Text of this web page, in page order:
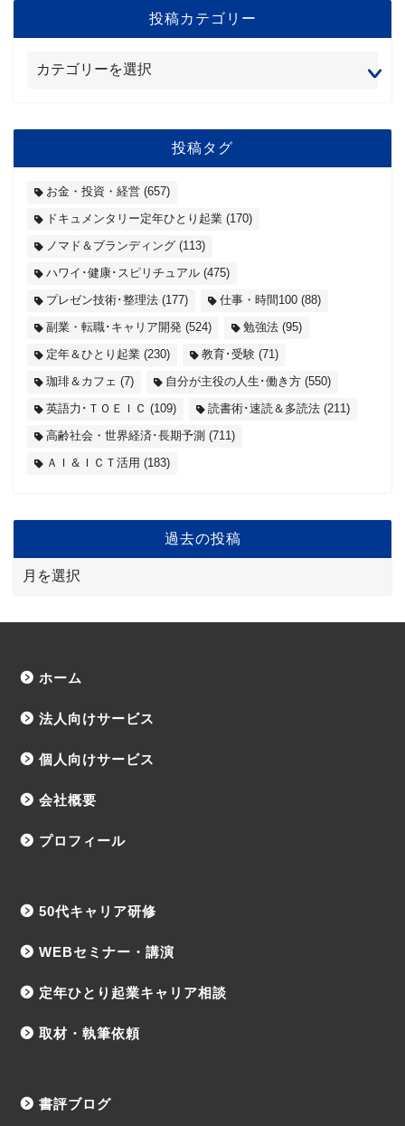
投稿カテゴリー
投稿タグ
お金・投資・経営 (657)
ドキュメンタリー定年ひとり起業 (170)
ノマド＆ブランディング (113)
ハワイ･健康･スピリチュアル (475)
プレゼン技術･整理法 (177) 仕事・時間100 (88)
副業・転職･キャリア開発 (524) 勉強法 (95)
定年＆ひとり起業 (230) 教育･受験 (71)
珈琲＆カフェ (7) 自分が主役の人生･働き方 (550)
英語力･ＴＯＥＩＣ (109) 読書術･速読＆多読法 (211)
高齢社会・世界経済･長期予測 (711)
ＡＩ＆ＩＣＴ活用 (183)
過去の投稿
ホーム
法人向けサービス
個人向けサービス
会社概要
プロフィール
50代キャリア研修
WEBセミナー・講演
定年ひとり起業キャリア相談
取材・執筆依頼
書評ブログ